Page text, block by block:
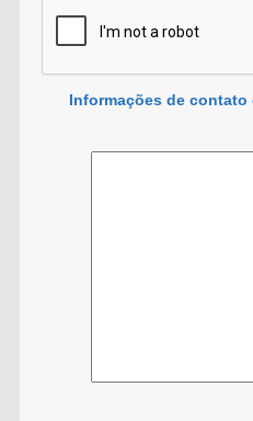
Informações de contato